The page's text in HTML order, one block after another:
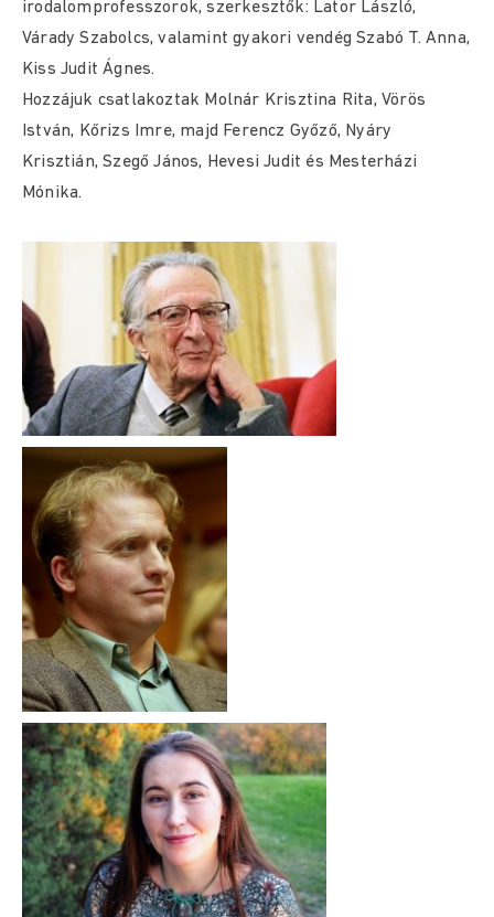
irodalomprofesszorok, szerkesztők: Lator László,
Várady Szabolcs, valamint gyakori vendég Szabó T. Anna,
Kiss Judit Ágnes.
Hozzájuk csatlakoztak Molnár Krisztina Rita, Vörös
István, Kőrizs Imre, majd Ferencz Győző, Nyáry
Krisztián, Szegő János, Hevesi Judit és Mesterházi
Mónika.